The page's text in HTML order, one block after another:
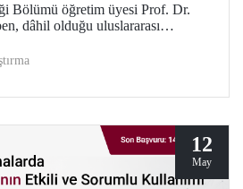
Bölümü öğretim üyesi Prof. Dr.
dâhil olduğu uluslararası
Buluş) Ödülü’ne layık görüldü.
12
May